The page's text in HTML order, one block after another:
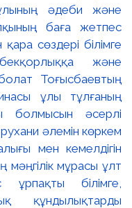
әдеби және
баға жетпес
сөздері білімге
және
Тоғысбаевтың
ұлы тұлғаның
болмысын әсерлі
әлемін көркем
мен кемелдігін
мәңгілік мұрасы ұлт
білімге,
құндылықтарды